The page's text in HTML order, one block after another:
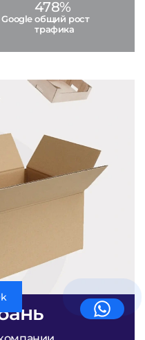
478%
общий рост
трафика